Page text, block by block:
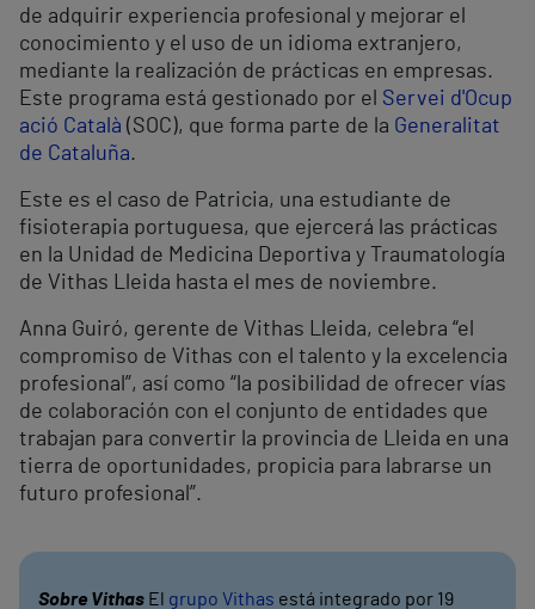
de adquirir experiencia profesional y mejorar el
conocimiento y el uso de un idioma extranjero,
mediante la realización de prácticas en empresas.
Este programa está gestionado por el Servei d'Ocup
ació Català (SOC), que forma parte de la Generalitat
de Cataluña.
Este es el caso de Patricia, una estudiante de
fisioterapia portuguesa, que ejercerá las prácticas
en la Unidad de Medicina Deportiva y Traumatología
de Vithas Lleida hasta el mes de noviembre.
Anna Guiró, gerente de Vithas Lleida, celebra “el
compromiso de Vithas con el talento y la excelencia
profesional”, así como “la posibilidad de ofrecer vías
de colaboración con el conjunto de entidades que
trabajan para convertir la provincia de Lleida en una
tierra de oportunidades, propicia para labrarse un
futuro profesional”.
Sobre Vithas El grupo Vithas está integrado por 19